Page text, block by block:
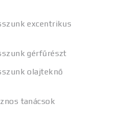
excentrikus
gérfűrészt
olajteknő
tanácsok